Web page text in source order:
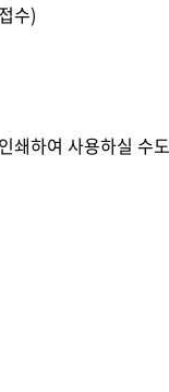
수)
쇄하여 사용하실 수